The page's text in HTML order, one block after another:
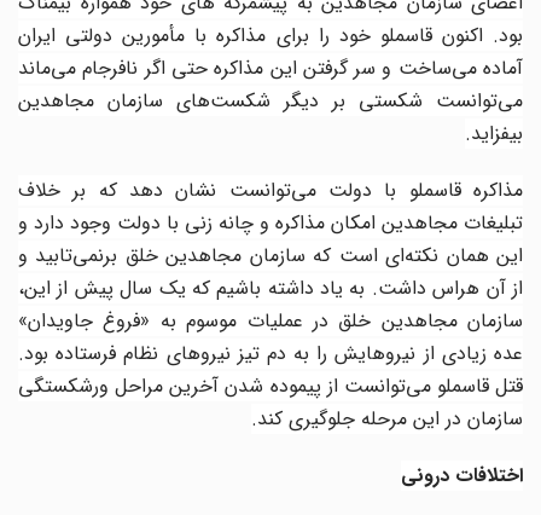
بود. اکنون قاسملو خود را برای مذاکره با مأمورین دولتی ایران
آماده می‌ساخت و سر گرفتن این مذاکره حتی اگر نافرجام می‌ماند
می‌توانست شکستی بر دیگر شکست‌های سازمان مجاهدین
بیفزاید.
مذاکره قاسملو با دولت می‌توانست نشان دهد که بر خلاف
تبلیغات مجاهدین امکان مذاکره و چانه زنی با دولت وجود دارد و
این همان نکته‌ای است که سازمان مجاهدین خلق برنمی‌تابید و
از آن هراس داشت. به یاد داشته باشیم که یک سال پیش از این،
سازمان مجاهدین خلق در عملیات موسوم به «فروغ جاویدان»
عده زیادی از نیروهایش را به دم تیز نیروهای نظام فرستاده بود.
قتل قاسملو می‌توانست از پیموده شدن آخرین مراحل ورشکستگی
سازمان در این مرحله جلوگیری کند.
اختلافات درونی